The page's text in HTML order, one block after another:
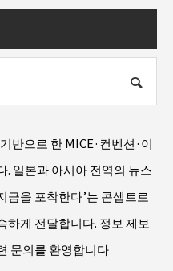
반으로 한 MICE·컨벤션·이
. 일본과 아시아 전역의 뉴스
금을 포착한다’는 콘셉트로
하게 전달합니다. 정보 제보
문의를 환영합니다